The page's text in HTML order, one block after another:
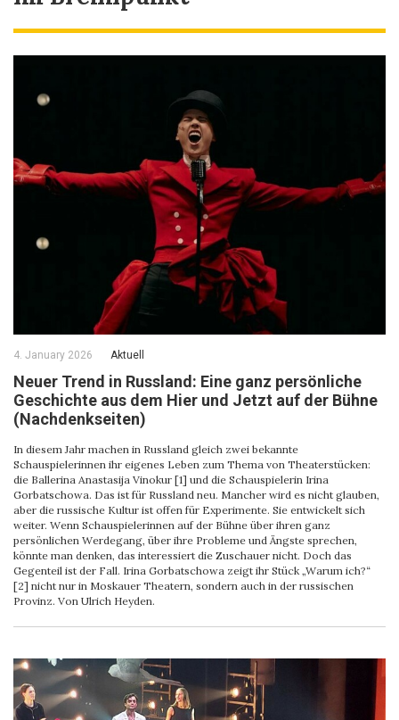
4. January 2026 Aktuell
Neuer Trend in Russland: Eine ganz persönliche
Geschichte aus dem Hier und Jetzt auf der Bühne
(Nachdenkseiten)
In diesem Jahr machen in Russland gleich zwei bekannte
Schauspielerinnen ihr eigenes Leben zum Thema von Theaterstücken:
die Ballerina Anastasija Vinokur [1] und die Schauspielerin Irina
Gorbatschowa. Das ist für Russland neu. Mancher wird es nicht glauben,
aber die russische Kultur ist offen für Experimente. Sie entwickelt sich
weiter. Wenn Schauspielerinnen auf der Bühne über ihren ganz
persönlichen Werdegang, über ihre Probleme und Ängste sprechen,
könnte man denken, das interessiert die Zuschauer nicht. Doch das
Gegenteil ist der Fall. Irina Gorbatschowa zeigt ihr Stück „Warum ich?“
[2] nicht nur in Moskauer Theatern, sondern auch in der russischen
Provinz. Von Ulrich Heyden.